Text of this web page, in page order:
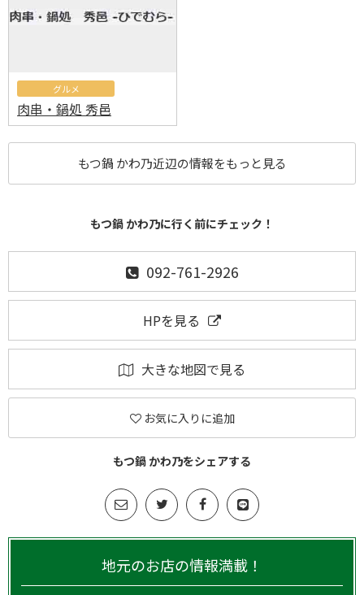
グルメ
肉串・鍋処 秀邑
もつ鍋 かわ乃近辺の情報をもっと見る
もつ鍋 かわ乃に行く前にチェック！
092-761-2926
HPを見る
大きな地図で見る
お気に入りに追加
もつ鍋 かわ乃をシェアする
地元のお店の情報満載！